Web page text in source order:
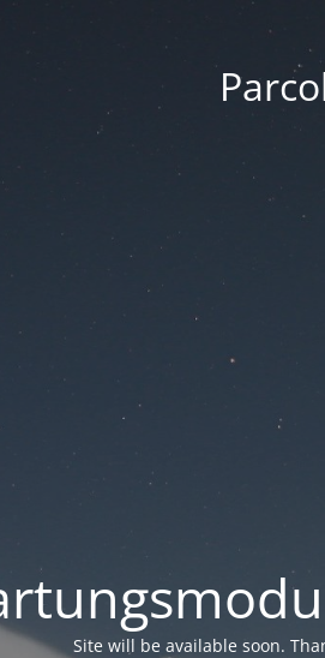
Site will be available soon.